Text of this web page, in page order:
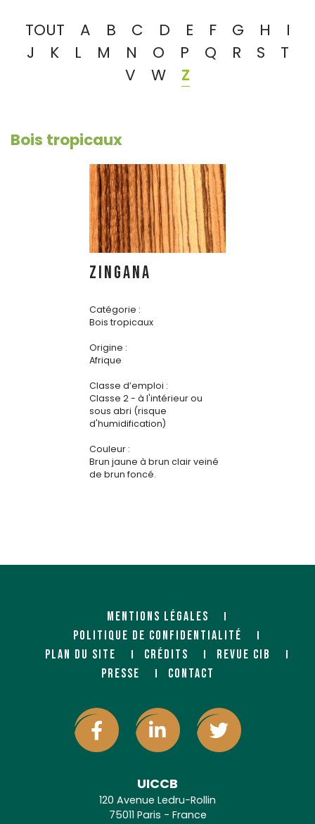
TOUT A B C D E F G H
I
J
K L M N O P Q R S
T
V
W Z
Bois tropicaux
ZINGANA
Catégorie :
Bois tropicaux
Origine :
Afrique
Classe d’emploi :
Classe 2 - à l'intérieur ou
sous abri (risque
d'humidification)
Couleur :
Brun jaune à brun clair veiné
de brun foncé.
MENTIONS LÉGALES
POLITIQUE DE CONFIDENTIALITÉ
PLAN DU SITE
CRÉDITS
REVUE CIB
PRESSE
CONTACT
UICCB
120 Avenue Ledru-Rollin
75011 Paris - France